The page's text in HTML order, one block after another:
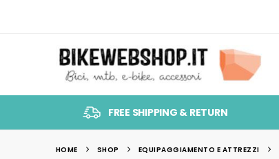
FREE SHIPPING & RETURN
HOME SHOP EQUIPAGGIAMENTO E ATTREZZI